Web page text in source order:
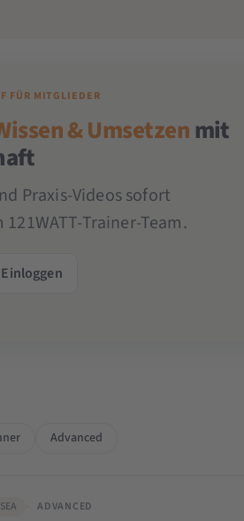
FÜR MITGLIEDER
& Umsetzen mit
Praxis-Videos sofort
Trainer-Team.
Einloggen
Advanced
SEA ADVANCED